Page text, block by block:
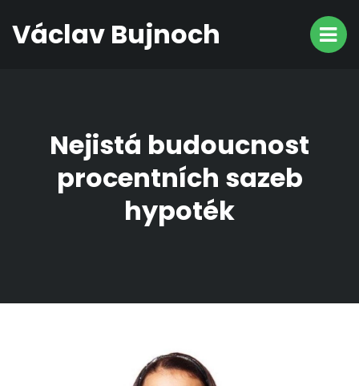
Václav Bujnoch
Nejistá budoucnost
procentních sazeb
hypoték